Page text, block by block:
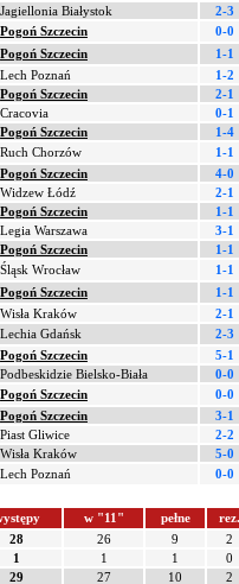
Jagiellonia Białystok 2-3
Pogoń Szczecin 0-0
Pogoń Szczecin 1-1
Lech Poznań 1-2
Pogoń Szczecin 2-1
Cracovia 0-1
Pogoń Szczecin 1-4
Ruch Chorzów 1-1
Pogoń Szczecin 4-0
Widzew Łódź 2-1
Pogoń Szczecin 1-1
Legia Warszawa 3-1
Pogoń Szczecin 1-1
Śląsk Wrocław 1-1
Pogoń Szczecin 1-1
Wisła Kraków 2-1
Lechia Gdańsk 2-3
Pogoń Szczecin 5-1
Podbeskidzie Bielsko-Biała 0-0
Pogoń Szczecin 0-0
Pogoń Szczecin 3-1
Piast Gliwice 2-2
Wisła Kraków 5-0
Lech Poznań 0-0
w "11" pełne rez.
28 26 9 2
1 1 1 0
29 27 10 2